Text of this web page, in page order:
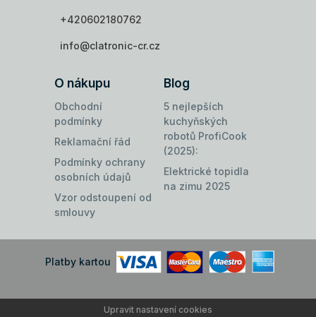
+420602180762
info@clatronic-cr.cz
O nákupu
Obchodní
podmínky
Reklamační řád
Podmínky ochrany
osobních údajů
Vzor odstoupení od
smlouvy
Blog
5 nejlepších
kuchyňských
robotů ProfiCook
(2025):
Elektrické topidla
na zimu 2025
Platby kartou
Upravit nastavení cookies